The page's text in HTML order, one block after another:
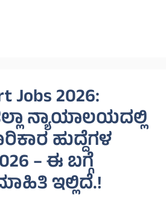
Jobs 2026:
ನ್ಯಾಯಾಲಯದಲ್ಲಿ
ಹುದ್ದೆಗಳ
– ಈ ಬಗ್ಗೆ
ಇಲ್ಲಿದೆ.!